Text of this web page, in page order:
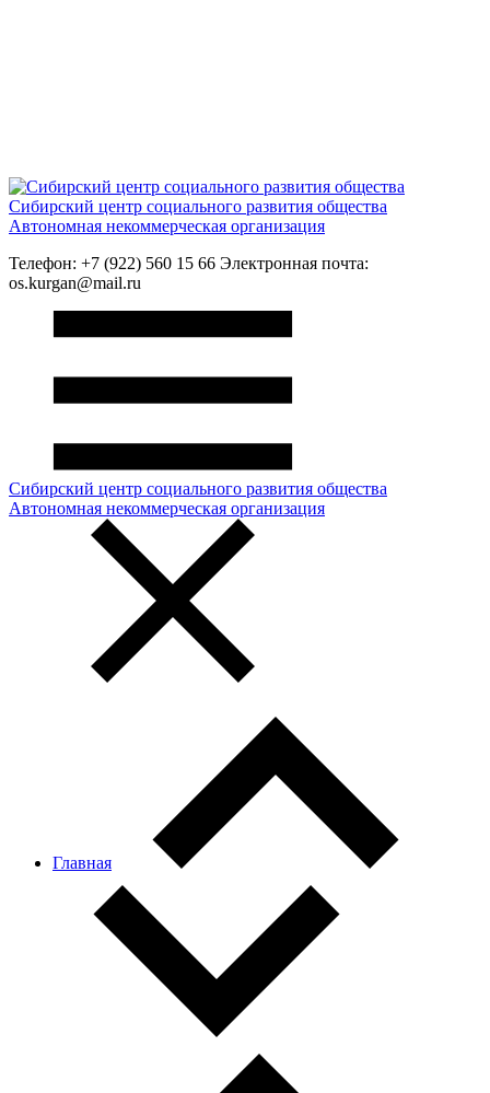
Сибирский центр социального развития общества
Автономная некоммерческая организация
Телефон: +7 (922) 560 15 66 Электронная почта:
os.kurgan@mail.ru
Сибирский центр социального развития общества
Автономная некоммерческая организация
Главная